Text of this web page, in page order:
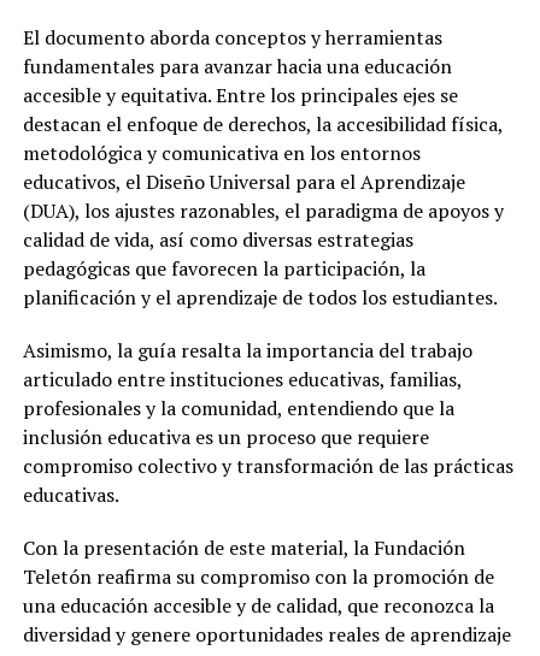
El documento aborda conceptos y herramientas
fundamentales para avanzar hacia una educación
accesible y equitativa. Entre los principales ejes se
destacan el enfoque de derechos, la accesibilidad física,
metodológica y comunicativa en los entornos
educativos, el Diseño Universal para el Aprendizaje
(DUA), los ajustes razonables, el paradigma de apoyos y
calidad de vida, así como diversas estrategias
pedagógicas que favorecen la participación, la
planificación y el aprendizaje de todos los estudiantes.
Asimismo, la guía resalta la importancia del trabajo
articulado entre instituciones educativas, familias,
profesionales y la comunidad, entendiendo que la
inclusión educativa es un proceso que requiere
compromiso colectivo y transformación de las prácticas
educativas.
Con la presentación de este material, la Fundación
Teletón reafirma su compromiso con la promoción de
una educación accesible y de calidad, que reconozca la
diversidad y genere oportunidades reales de aprendizaje